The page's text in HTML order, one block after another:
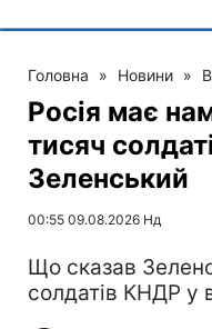
Головна » Новини »
Росія має
тисяч
Зеленський
00:55 09.08.2026 Нд
Що сказав
солдатів КНДР у